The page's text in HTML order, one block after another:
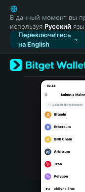
English
日本語
Tiếng Việt
Русский
Español
Türkçe
Italiano
Português (Portugal)
Bahasa Indonesia
В данный момент вы
используя Русский
Переключитесь
на English